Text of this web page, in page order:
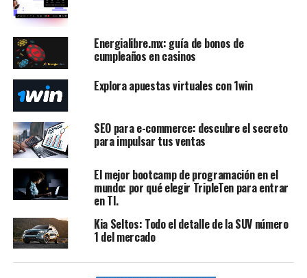
Energialibre.mx: guía de bonos de
cumpleaños en casinos
Explora apuestas virtuales con 1win
SEO para e-commerce: descubre el secreto
para impulsar tus ventas
El mejor bootcamp de programación en el
mundo: por qué elegir TripleTen para entrar
en TI.
Kia Seltos: Todo el detalle de la SUV número
1 del mercado